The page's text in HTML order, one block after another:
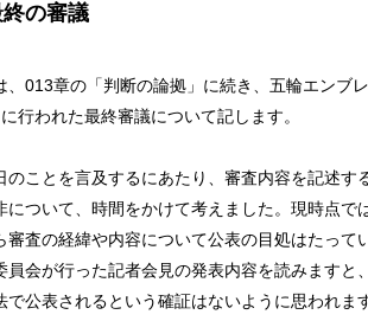
の審議
、013章の「判断の論拠」に続き、五輪エンブ
行われた最終審議について記します。
のことを言及するにあたり、審査内容を記述す
について、時間をかけて考えました。現時点で
審査の経緯や内容について公表の目処はたって
員会が行った記者会見の発表内容を読みますと
で公表されるという確証はないように思われま